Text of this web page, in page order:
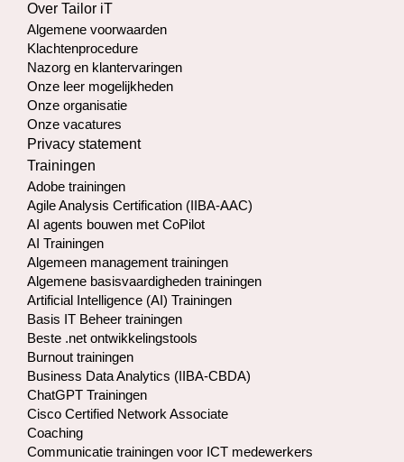
Over Tailor iT
Algemene voorwaarden
Klachtenprocedure
Nazorg en klantervaringen
Onze leer mogelijkheden
Onze organisatie
Onze vacatures
Privacy statement
Trainingen
Adobe trainingen
Agile Analysis Certification (IIBA-AAC)
AI agents bouwen met CoPilot
AI Trainingen
Algemeen management trainingen
Algemene basisvaardigheden trainingen
Artificial Intelligence (AI) Trainingen
Basis IT Beheer trainingen
Beste .net ontwikkelingstools
Burnout trainingen
Business Data Analytics (IIBA-CBDA)
ChatGPT Trainingen
Cisco Certified Network Associate
Coaching
Communicatie trainingen voor ICT medewerkers